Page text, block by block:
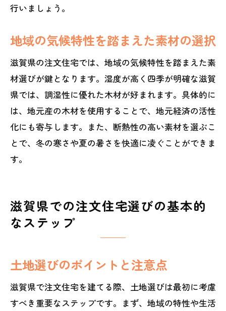
行いましょう。
地域の気候特性を踏まえた素材の選択
滋賀県の注文住宅では、地域の気候特性を踏まえた素
材選びが鍵となります。湿度が高く四季が明確な滋賀
県では、調湿性に優れた木材が好まれます。具体的に
は、地元産の木材を使用することで、地元経済の活性
化にも寄与します。また、断熱性の高い素材を選ぶこ
とで、冬の寒さや夏の暑さを快適に凌ぐことができま
す。
滋賀県での注文住宅選びの基本的
なステップ
土地選びのポイントと注意点
滋賀県で注文住宅を建てる際、土地選びは最初に考慮
すべき重要なステップです。まず、地域の特性や生活